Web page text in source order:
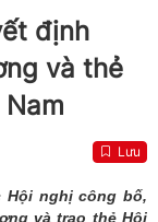
định
và thẻ
Lưu
Hội nghị công bố,
và trao thẻ Hội